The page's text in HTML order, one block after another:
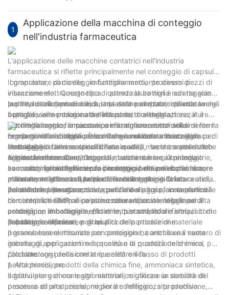
1
Applicazione della macchina di conteggio
nell'industria farmaceutica
L'applicazione delle macchine contatrici nell'industria
farmaceutica si riflette principalmente nel conteggio di capsule,
‌ compresse, ‌ particelle, ‌ imbottigliamento, ‌ processo di
insaccamento. ‌ Questo tipo di attrezzatura non è adatta solo
per l'industria farmaceutica, ‌ ma anche ampiamente usato negli
ospedali, ‌ alimentare e altre industrie, ‌ conteggio, ‌
imbottigliamento, ‌ insaccare o inscatolare articoli solidi di forma
regolare. ‌ la macchina per contare è realizzata in acciaio
inossidabile e altri materiali di alta qualità, ‌ ha le caratteristiche
di piccola dimensione, ‌ leggero, ‌ basso rumore, ‌ conteggio
accurato, ‌ funzionamento facile e manutenzione facile. ‌ La
parte a contatto con il farmaco è realizzata in acciaio
inossidabile, ‌ per garantire la pulizia del pacco, ‌ in conformità
con i requisiti GMP, ‌ è un'attrezzatura speciale ideale per il
conteggio, ‌ imbottigliamento e ‌ imbustamento di farmaci come
capsule, ‌ compresse e ‌ granuli. ‌
Il granulatore di conteggio funziona mediante diversi pezzi di
vibrazione elettromagnetica. ‌ quando la bottiglia non raggiunge
la porta di alimentazione, il ‌ la piastra non ruota; ‌ quando la
bottiglia viene posizionata nella porta di alimentazione, il ‌ il
motore fa ruotare la piastra per far entrare automaticamente il
farmaco nella bottiglia. ‌ È comodo e veloce cambiare il disco di
conteggio di diverse specifiche e modelli, ‌ senza nessun altro
aggiustamento. ‌ Questo tipo di macchina è la più piccola, ‌
avanzato, ‌ imbottigliamento conteggio bello ed economico, ‌
attualmente attrezzature per l'insaccamento in Cina. ‌
Inoltre, lo sviluppo di ‌ L'industria delle pellettatrici riflette anche
il progresso tecnologico dell'intero settore delle attrezzature
per l'imballaggio farmaceutico e il miglioramento della
competitività internazionale. ‌ Come una delle attrezzature per
l'imballaggio farmaceutico di fascia alta, ‌ macchina pellet nel
settore farmaceutico, ‌ Ospedale, ‌ alimentare e altre industrie, ‌
non solo migliora l'efficienza produttiva, ‌ riduce anche l'errore
manuale, ‌ migliora la qualità dell'imballaggio, ‌ è la futura stella
nel settore delle attrezzature per l'imballaggio farmaceutico
一：la gamma di applicazioni del granulatore a conteggio
elettronico
1. Industria farmaceutica
La macchina elettronica per il conteggio dei pellet può essere
utilizzata nella linea di produzione di imballaggi farmaceutici,
poiché compresse, capsule, particelle e altre piccole particelle
di materiali medicinali possono ottenere un conteggio ad alta
velocità, un imballaggio efficiente, per soddisfare i requisiti di
produzione efficiente e di qualità della produzione.
2. Industria alimentare
La contatrice elettronica può essere utilizzata nella linea di
produzione di caramelle, patatine, biscotti, noci e altri
imballaggi alimentari, poiché piccole particelle di materiale
possono essere misurate con precisione, controllare il numero di
imballaggi, per garantire la qualità e la quantità delle merci
prodotte.
3. Industria chimica
Il granulatore elettronico per conteggio ha anche una vasta
gamma di applicazioni nel processo di produzione chimica, può
calcolare con precisione la quantità e il flusso di prodotti
petrolchimici, prodotti della chimica fine, ammoniaca sintetica,
additivi per gomma e altri materiali, migliorare la stabilità del
processo di produzione, migliorare l'efficienza produttiva.
二：i vantaggi della contatrice elettronica
1. Alta precisione
Il granulatore di conteggio elettronico utilizza un sensore di
pesatura ad alta precisione per il conteggio, alta precisione,